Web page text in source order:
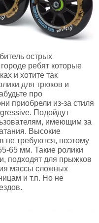
острых
ребят которые
и хотите так
для трюков и
про
приобрели из-за стиля
Подойдут
имеющим за
Высокие
не требуются, поэтому
65 мм. Такие ролики
подходят для прыжков
массы сложных
и т.п. Но не